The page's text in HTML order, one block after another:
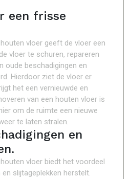
een frisse
vloer geeft de vloer een
vloer te schuren, repareren
oude beschadigingen en
Hierdoor ziet de vloer er
het een vernieuwde en
van een houten vloer is
om de ruimte een nieuwe
te laten stralen.
en
vloer biedt het voordeel
slijtageplekken herstelt.